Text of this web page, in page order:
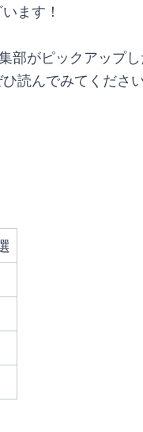
ます！
部がピックアップ
読んでみてください